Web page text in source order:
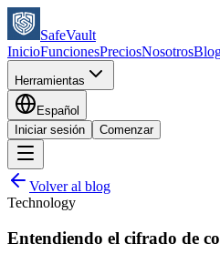
SafeVault
InicioFuncionesPreciosNosotros
Herramientas
Español
Iniciar sesión
Comenzar
Volver al blog
Technology
Entendiendo el cifrado de